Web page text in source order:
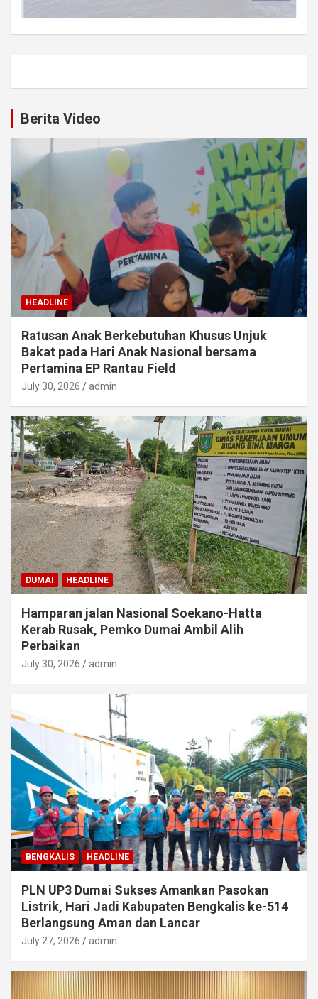
Berita Video
HEADLINE
Ratusan Anak Berkebutuhan Khusus Unjuk
Bakat pada Hari Anak Nasional bersama
Pertamina EP Rantau Field
July 30, 2026 admin
DUMAI HEADLINE
Hamparan jalan Nasional Soekano-Hatta
Kerab Rusak, Pemko Dumai Ambil Alih
Perbaikan
July 30, 2026 admin
BENGKALIS HEADLINE
PLN UP3 Dumai Sukses Amankan Pasokan
Listrik, Hari Jadi Kabupaten Bengkalis ke-514
Berlangsung Aman dan Lancar
July 27, 2026 admin